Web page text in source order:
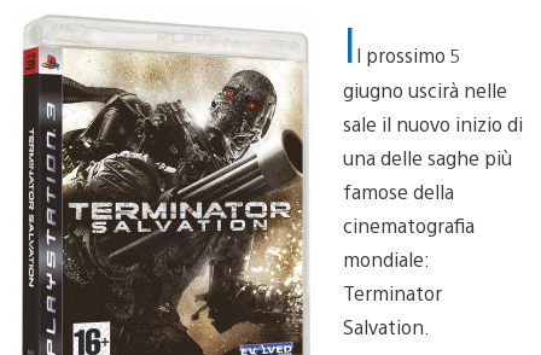
Il prossimo 5
giugno uscirà nelle
sale il nuovo inizio di
una delle saghe più
famose della
cinematografia
mondiale:
Terminator
Salvation.